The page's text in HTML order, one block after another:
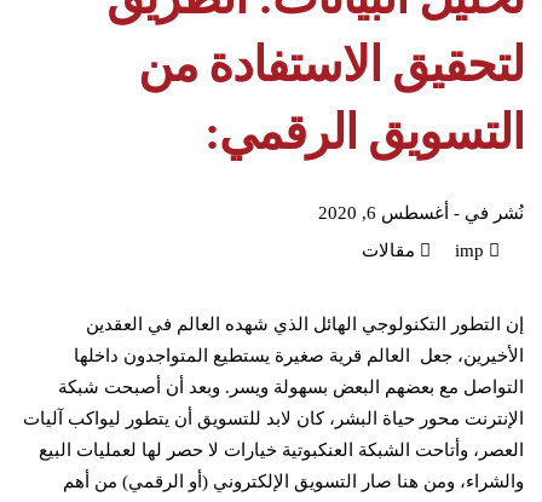
لتحقيق الاستفادة من
التسويق الرقمي:
نُشر في - أغسطس 6, 2020
imp
مقالات
إن التطور التكنولوجي الهائل الذي شهده العالم في العقدين
الأخيرين، جعل العالم قرية صغيرة يستطيع المتواجدون داخلها
التواصل مع بعضهم البعض بسهولة ويسر. وبعد أن أصبحت شبكة
الإنترنت محور حياة البشر، كان لابد للتسويق أن يتطور ليواكب آليات
العصر، وأتاحت الشبكة العنكبوتية خيارات لا حصر لها لعمليات البيع
والشراء، ومن هنا صار التسويق الإلكتروني (أو الرقمي) من أهم